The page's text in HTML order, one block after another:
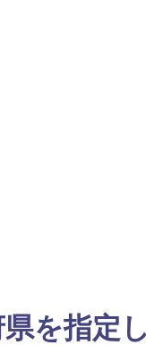
を指定